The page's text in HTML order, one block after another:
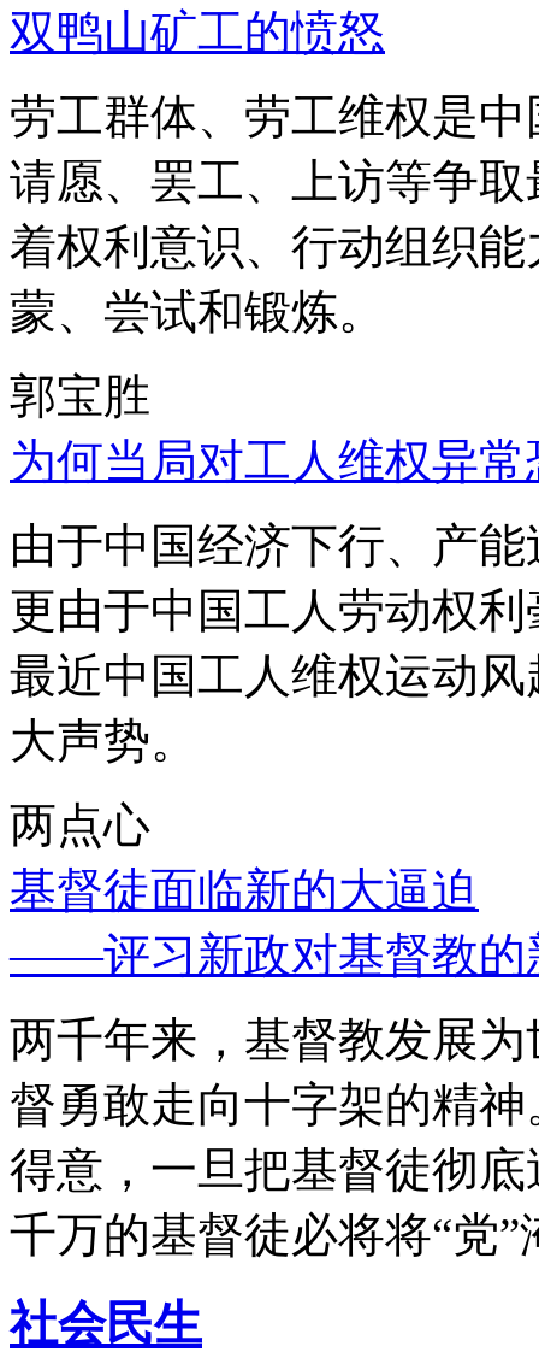
双鸭山矿工的愤怒
劳工群体、劳工维权是
请愿、罢工、上访等争
着权利意识、行动组织
蒙、尝试和锻炼。
郭宝胜
为何当局对工人维权异
由于中国经济下行、产
更由于中国工人劳动权
最近中国工人维权运动
大声势。
两点心
基督徒面临新的大逼迫
——评习新政对基督教的
两千年来，基督教发展
督勇敢走向十字架的精
得意，一旦把基督徒彻
千万的基督徒必将将“党”
社会民生